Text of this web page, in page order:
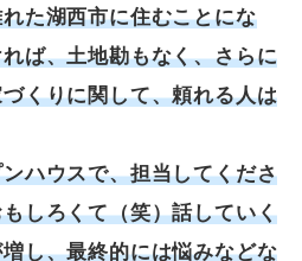
た湖西市に住むことにな
ば、土地勘もなく、さらに
くりに関して、頼れる人は
ハウスで、担当してくださ
しろくて（笑）話していく
し、最終的には悩みなどな